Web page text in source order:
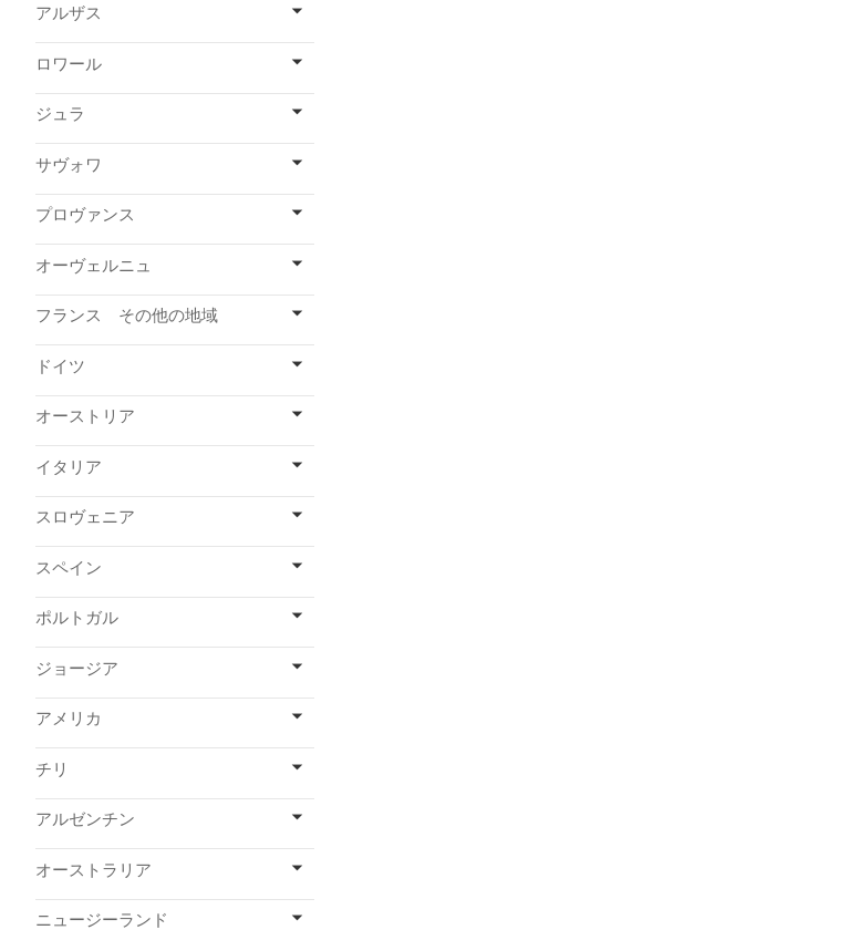
アルザス
ロワール
ジュラ
サヴォワ
プロヴァンス
オーヴェルニュ
フランス その他の地域
ドイツ
オーストリア
イタリア
スロヴェニア
スペイン
ポルトガル
ジョージア
アメリカ
チリ
アルゼンチン
オーストラリア
ニュージーランド